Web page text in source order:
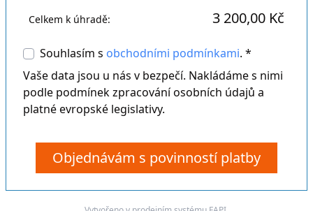
Celkem k úhradě: 3 200,00 Kč
Souhlasím s obchodními podmínkami. *
Vaše data jsou u nás v bezpečí. Nakládáme s nimi
podle podmínek zpracování osobních údajů a
platné evropské legislativy.
Objednávám s povinností platby